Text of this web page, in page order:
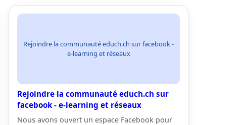
Rejoindre la communauté educh.ch sur facebook -
e-learning et réseaux
Rejoindre la communauté educh.ch sur
facebook - e-learning et réseaux
Nous avons ouvert un espace Facebook pour